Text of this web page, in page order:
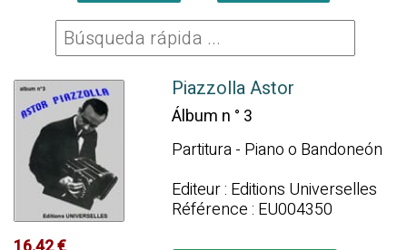
Piazzolla Astor
Álbum n ° 3
Partitura - Piano o Bandoneón
Editeur : Editions Universelles
Référence : EU004350